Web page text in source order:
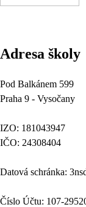
Adresa školy
Pod Balkánem 599
Praha 9 - Vysočany
IZO: 181043947
IČO: 24308404
Datová schránka:
Číslo Účtu: 107-